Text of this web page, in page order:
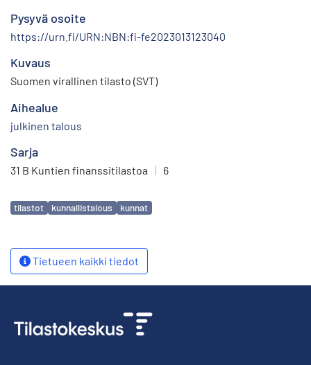
Pysyvä osoite
https://urn.fi/URN:NBN:fi-fe2023013123040
Kuvaus
Suomen virallinen tilasto (SVT)
Aihealue
julkinen talous
Sarja
31 B Kuntien finanssitilastoa | 6
Avainsanat
tilastot kunnallistalous kunnat
Tietueen kaikki tiedot